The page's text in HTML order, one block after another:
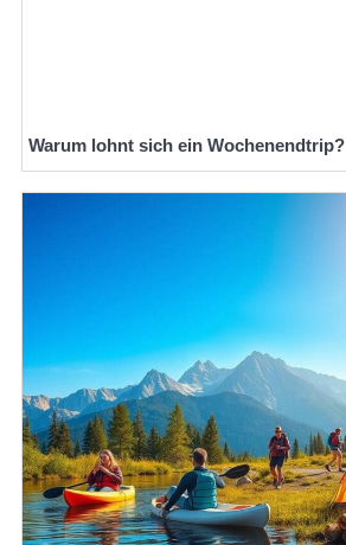
Warum lohnt sich ein Wochenendtrip?